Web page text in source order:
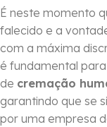
É neste momento
falecido e a
com a máxima
é fundamental
de cremação
garantindo que se
por uma empresa